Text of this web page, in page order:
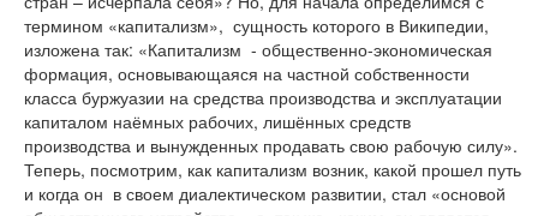
термином «капитализм», сущность которого в Википедии,
изложена так: «Капитализм - общественно-экономическая
формация, основывающаяся на частной собственности
класса буржуазии на средства производства и эксплуатации
капиталом наёмных рабочих, лишённых средств
производства и вынужденных продавать свою рабочую силу».
Теперь, посмотрим, как капитализм возник, какой прошел путь
и когда он в своем диалектическом развитии, стал «основой